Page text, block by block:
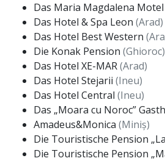
Das Maria Magdalena Motel
Das Hotel & Spa Leon (Arad)
Das Hotel Best Western
Die Konak Pension (Ghioroc)
Das Hotel XE-MAR(Arad)
Das Hotel Stejarii (Ineu)
Das Hotel Central (Ineu)
Das „Moara cu Noroc”
Amadeus&Monica (Miniș)
Die Touristische Pension
Die Touristische Pension